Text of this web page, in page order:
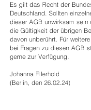
Es gilt das Recht der
Deutschland. Sollten
dieser AGB unwirksam sein
die Gültigkeit der übrigen
davon unberührt. Für
bei Fragen zu diesen AGB
gerne zur Verfügung.
Johanna Ellerhold
(Berlin, den 26.02.24)